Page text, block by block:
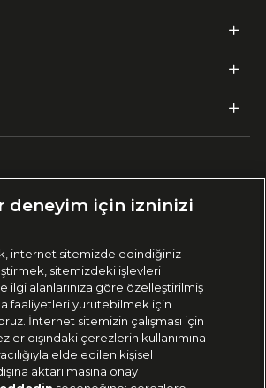
Edin
deneyim için izninizi
internet sitemizde edindiğiniz
sitemizdeki işlevleri
ilgi alanlarınıza göre özelleştirilmiş
faaliyetleri yürütebilmek için
İnternet sitemizin çalışması için
dışındaki çerezlerin kullanımına
elde edilen kişisel
aktarılmasına onay